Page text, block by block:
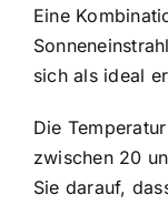
Eine
sich als ideal
Die
zwischen 20
Sie darauf,